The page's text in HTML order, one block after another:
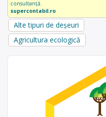
consultanță.
supercontabil.ro
Alte tipuri de deșeuri
Agricultura ecologică